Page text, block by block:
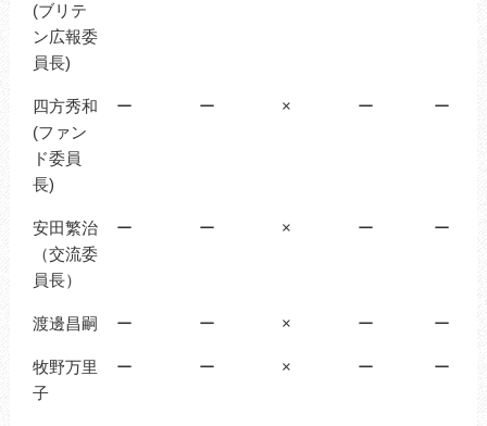
(ブリテ
ン広報委
員長)
四方秀和
(ファン
ド委員
長)
ー ー × ー ー
安田繁治
（交流委
員長）
ー ー × ー ー
渡邊昌嗣 ー ー × ー ー
牧野万里
子
ー ー × ー ー